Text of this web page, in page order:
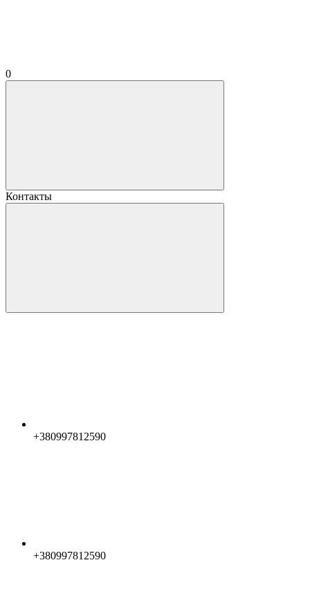
0
Контакты
+380997812590
+380997812590